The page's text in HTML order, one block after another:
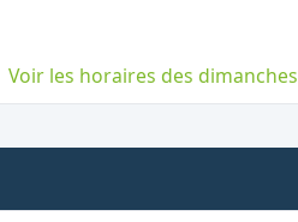
Voir les horaires des dimanches